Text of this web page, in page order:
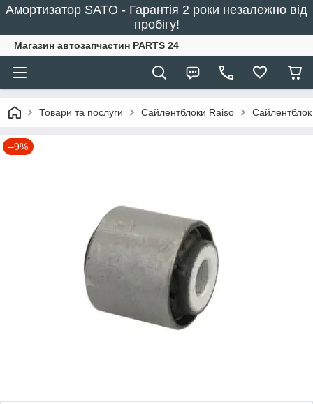
Амортизатор SATO - Гарантія 2 роки незалежно від
пробігу!
Магазин автозапчастин PARTS 24
Товари та послуги Сайлентблоки Raiso
–9%